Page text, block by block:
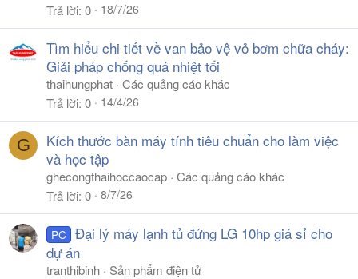
Trả lời 0 18/7/26
Tìm hiểu chi tiết về van bảo vệ vỏ bơm chữa cháy:
Giải pháp chống quá nhiệt tối
thaihungphat Các quảng cáo khác
Trả lời 0 14/4/26
G
Kích thước bàn máy tính tiêu chuẩn cho làm việc
và học tập
ghecongthaihoccaocap Các quảng cáo khác
Trả lời 0 8/7/26
PC Đại lý máy lạnh tủ đứng LG 10hp giá sỉ cho
dự án
tranthibinh
Sản phẩm điện tử